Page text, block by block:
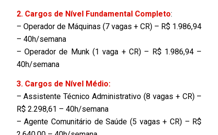
2. Cargos de Nível Fundamental Completo:
– Operador de Máquinas (7 vagas + CR) – R$ 1.986,94
– 40h/semana
– Operador de Munk (1 vaga + CR) – R$ 1.986,94 –
40h/semana
3. Cargos de Nível Médio:
– Assistente Técnico Administrativo (8 vagas + CR) –
R$ 2.298,61 – 40h/semana
– Agente Comunitário de Saúde (5 vagas + CR) – R$